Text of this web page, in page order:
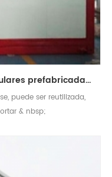
plegables casas móviles modulares prefabricadas casa móvil contenedor
puede ser reutilizada,
& nbsp;